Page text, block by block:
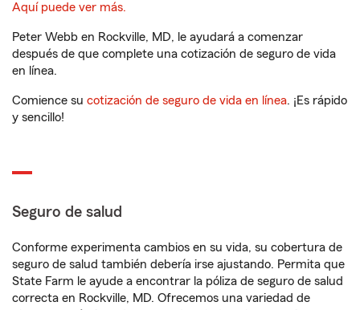
Aquí puede ver más.
Peter Webb en Rockville, MD, le ayudará a comenzar
después de que complete una cotización de seguro de vida
en línea.
Comience su cotización de seguro de vida en línea. ¡Es rápido
y sencillo!
Seguro de salud
Conforme experimenta cambios en su vida, su cobertura de
seguro de salud también debería irse ajustando. Permita que
State Farm le ayude a encontrar la póliza de seguro de salud
correcta en Rockville, MD. Ofrecemos una variedad de